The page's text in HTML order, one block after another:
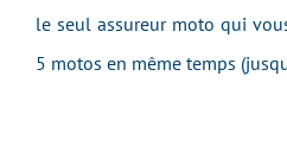
le seul assureur moto qui
5 motos en même temps